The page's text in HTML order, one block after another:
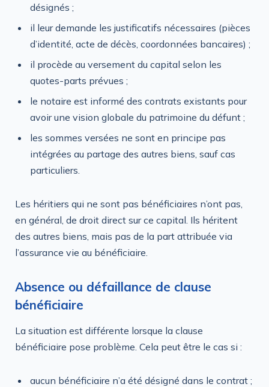
désignés ;
il leur demande les justificatifs nécessaires (pièces
d’identité, acte de décès, coordonnées bancaires) ;
il procède au versement du capital selon les
quotes-parts prévues ;
le notaire est informé des contrats existants pour
avoir une vision globale du patrimoine du défunt ;
les sommes versées ne sont en principe pas
intégrées au partage des autres biens, sauf cas
particuliers.
Les héritiers qui ne sont pas bénéficiaires n’ont pas,
en général, de droit direct sur ce capital. Ils héritent
des autres biens, mais pas de la part attribuée via
l’assurance vie au bénéficiaire.
Absence ou défaillance de clause
bénéficiaire
La situation est différente lorsque la clause
bénéficiaire pose problème. Cela peut être le cas si :
aucun bénéficiaire n’a été désigné dans le contrat ;